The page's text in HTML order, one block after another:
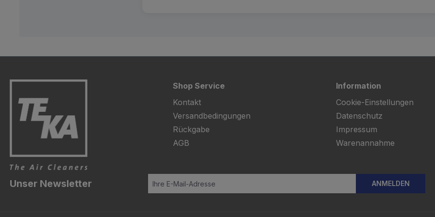
Shop Service
Kontakt
Versandbedingungen
Rückgabe
AGB
Information
Cookie-Einstellungen
Datenschutz
Impressum
Warenannahme
Unser Newsletter ANMELDEN